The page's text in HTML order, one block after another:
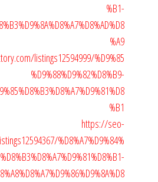
%B1-
%A9
listings12594999/%D9%85
%D9%88%D9%82%D8%B9-
%B1
https://seo-
%D8%A7%D9%84%